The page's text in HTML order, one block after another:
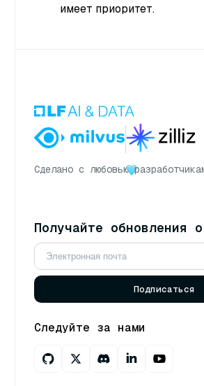
имеет приоритет.
Сделано с любовью
Получайте обновления
Подписаться
Следуйте за нами